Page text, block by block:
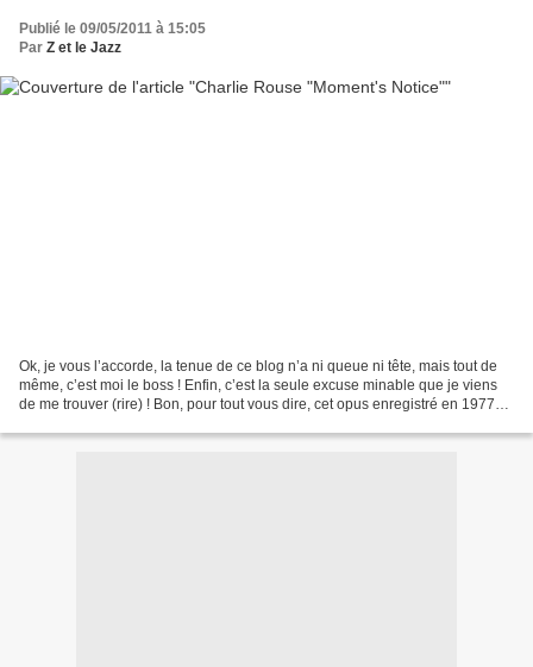
Publié le 09/05/2011 à 15:05
Par Z et le Jazz
Ok, je vous l’accorde, la tenue de ce blog n’a ni queue ni tête, mais tout de
même, c’est moi le boss ! Enfin, c’est la seule excuse minable que je viens
de me trouver (rire) ! Bon, pour tout vous dire, cet opus enregistré en 1977